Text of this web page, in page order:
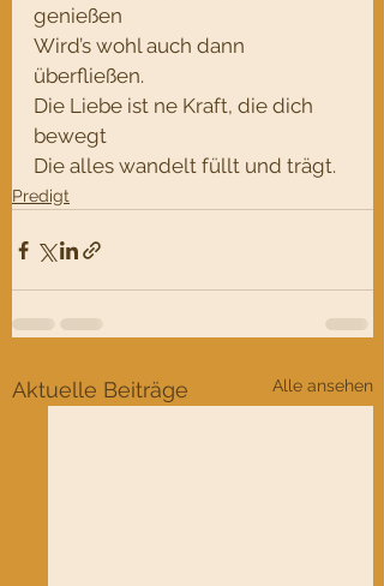
genießen
Wird’s wohl auch dann
überfließen.
Die Liebe ist ne Kraft, die dich
bewegt
Die alles wandelt füllt und trägt.
Predigt
Aktuelle Beiträge Alle ansehen